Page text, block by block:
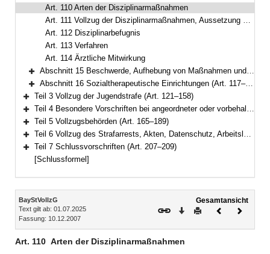
Art. 110 Arten der Disziplinarmaßnahmen
Art. 111 Vollzug der Disziplinarmaßnahmen, Aussetzung zur Bewährung
Art. 112 Disziplinarbefugnis
Art. 113 Verfahren
Art. 114 Ärztliche Mitwirkung
Bereich erweitern
Abschnitt 15 Beschwerde, Aufhebung von Maßnahmen und Gefangenenmitverantwortung (Art. 115–116)
Bereich erweitern
Abschnitt 16 Sozialtherapeutische Einrichtungen (Art. 117–120)
Bereich erweitern
Teil 3 Vollzug der Jugendstrafe (Art. 121–158)
Bereich erweitern
Teil 4 Besondere Vorschriften bei angeordneter oder vorbehaltener Sicherungsverwahrung (Art. 159–164)
Bereich erweitern
Teil 5 Vollzugsbehörden (Art. 165–189)
Bereich erweitern
Teil 6 Vollzug des Strafarrests, Akten, Datenschutz, Arbeitslosenversicherung (Art. 190–206)
Bereich erweitern
Teil 7 Schlussvorschriften (Art. 207–209)
[Schlussformel]
Inhalt
BayStVollzG
Text gilt ab: 01.07.2025
Fassung: 10.12.2007
Gesamtansicht
Download
DruckenVorheriges
Art. 110 Arten der Disziplinarmaßnahmen